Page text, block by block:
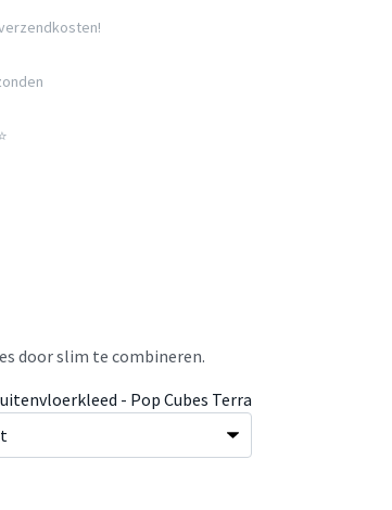
door slim te combineren.
- Pop Cubes Terra